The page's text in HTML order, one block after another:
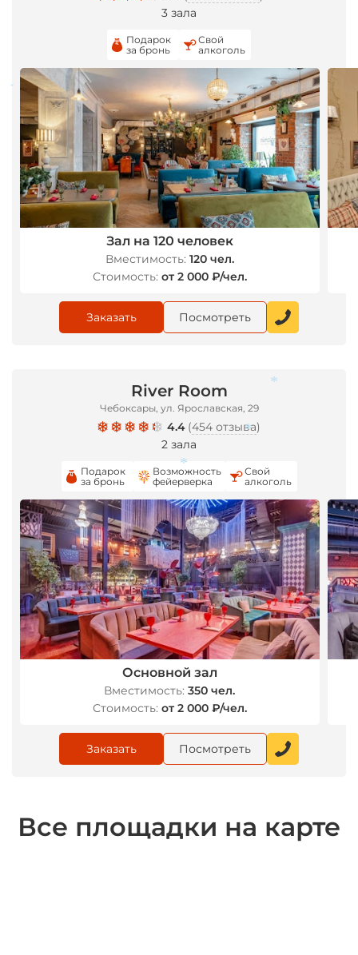
3 зала
Подарок
за бронь
Свой
алкоголь
Зал на 120 человек
Вместимость: 120 чел.
Стоимость: от 2 000 ₽/чел.
Заказать Посмотреть
River Room
Чебоксары, ул. Ярославская, 29
4.4 (454 отзыва)
2 зала
Подарок
за бронь
Возможность
фейерверка
Свой
алкоголь
Основной зал
Вместимость: 350 чел.
Стоимость: от 2 000 ₽/чел.
Заказать Посмотреть
Все площадки на карте
*
*